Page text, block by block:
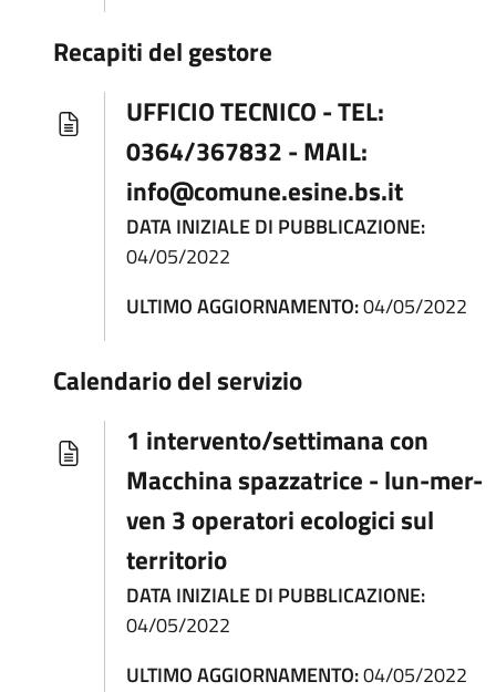
Recapiti del gestore
UFFICIO TECNICO - TEL:
0364/367832 - MAIL:
info@comune.esine.bs.it
DATA INIZIALE DI PUBBLICAZIONE:
04/05/2022
ULTIMO AGGIORNAMENTO:04/05/2022
Calendario del servizio
1 intervento/settimana con
Macchina spazzatrice - lun-mer-
ven 3 operatori ecologici sul
territorio
DATA INIZIALE DI PUBBLICAZIONE:
04/05/2022
ULTIMO AGGIORNAMENTO:04/05/2022